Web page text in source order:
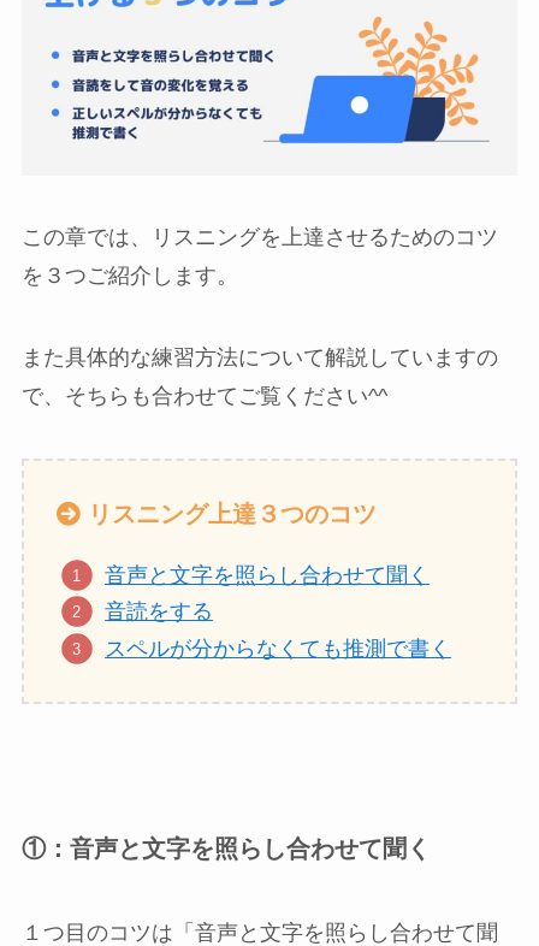
この章では、リスニングを上達させるためのコツ
を３つご紹介します。
また具体的な練習方法について解説していますの
で、そちらも合わせてご覧ください^^
リスニング上達３つのコツ
音声と文字を照らし合わせて聞く
音読をする
スペルが分からなくても推測で書く
①：音声と文字を照らし合わせて聞く
１つ目のコツは「音声と文字を照らし合わせて聞